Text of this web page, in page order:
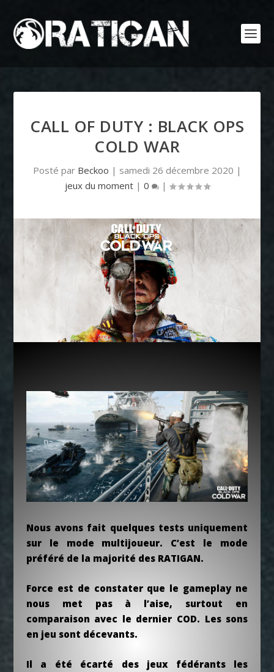
CALL OF DUTY : BLACK OPS
COLD WAR
Posté par Beckoo | samedi 26 décembre 2020 |
jeux du moment| 0 |
Nous avons fait quelques tests uniquement
sur le mode multijoueur. C’est le mode
préféré de la majorité des RATIGAN.
Force est de constater que le gameplay ne
nous met pas à l’aise, surtout en
comparaison avec le dernier COD. Les sons
en jeu sont décevants.
Il a été écarté des jeux fédérants les